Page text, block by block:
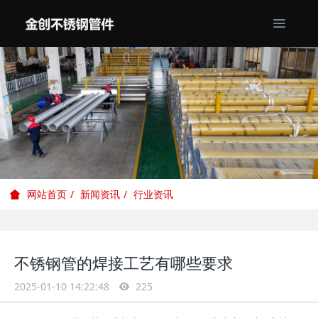
网站首页 新闻资讯 行业资讯
不锈钢管的焊接工艺有哪些要求
2025-01-10 14:22:48 225